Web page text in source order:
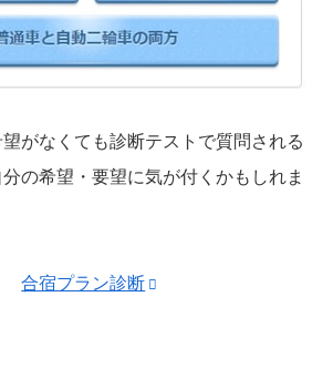
がなくても診断テストで質問される
の希望・要望に気が付くかもしれま
→合宿プラン診断